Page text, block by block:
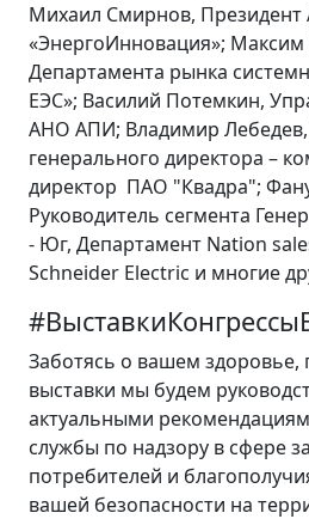
Михаил Смирнов, Президент
«ЭнергоИнновация»;
Департамента рынка
ЕЭС»; Василий Потемкин,
АНО АПИ; Владимир Лебедев,
генерального директора –
директор ПАО "Квадра";
Руководитель сегмента
- Юг, Департамент Nation
Schneider Electric и многие
Заботясь о вашем здоровье,
выставки мы будем
актуальными
службы по надзору в сфере
потребителей и
вашей безопасности на